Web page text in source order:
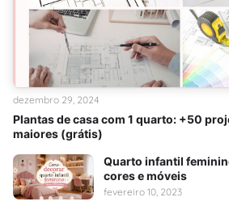
Plantas de casa com 1 quarto: +50
maiores (grátis)
dezembro 29, 2024
Quarto infantil
cores e móveis
fevereiro 10, 2023